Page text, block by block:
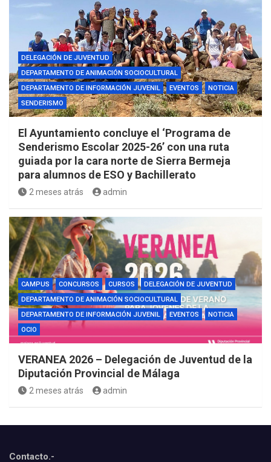
DELEGACIÓN DE JUVENTUD
DEPARTAMENTO DE ANIMACIÓN SOCIOCULTURAL
DEPARTAMENTO DE INFORMACIÓN JUVENIL
EVENTOS
NOTICIA
SENDERISMO
El Ayuntamiento concluye el ‘Programa de
Senderismo Escolar 2025-26’ con una ruta
guiada por la cara norte de Sierra Bermeja
para alumnos de ESO y Bachillerato
2 meses atrás admin
CAMPUS CONCURSOS CURSOS
DELEGACIÓN DE JUVENTUD
DEPARTAMENTO DE ANIMACIÓN SOCIOCULTURAL
DEPARTAMENTO DE INFORMACIÓN JUVENIL
EVENTOS
NOTICIA
OCIO
VERANEA 2026 – Delegación de Juventud de la
Diputación Provincial de Málaga
2 meses atrás admin
Contacto.-